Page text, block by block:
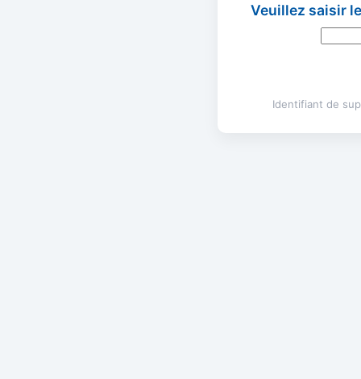
Veuillez saisir
Identifiant de